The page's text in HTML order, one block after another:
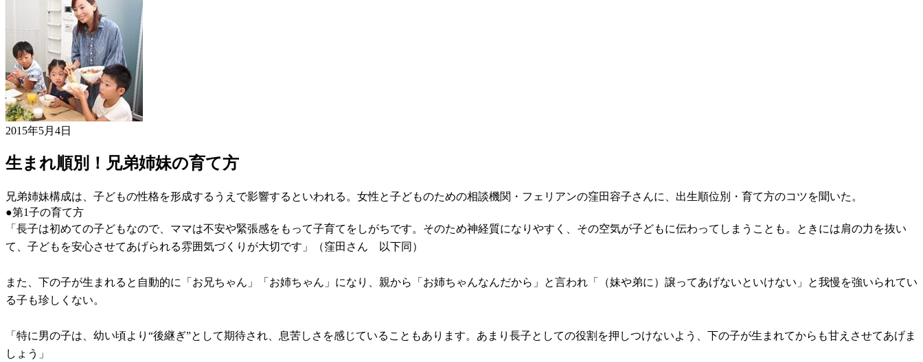
2015年5月4日
生まれ順別！兄弟姉妹の育て方
兄弟姉妹構成は、子どもの性格を形成するうえで影響するといわれる。女性と子どものための相談機関・フェリアンの窪田容子さんに、出生順位別・育て方のコツを聞いた。
●第1子の育て方
「長子は初めての子どもなので、ママは不安や緊張感をもって子育てをしがちです。そのため神経質になりやすく、その空気が子どもに伝わってしまうことも。ときには肩の力を抜い
て、子どもを安心させてあげられる雰囲気づくりが大切です」（窪田さん 以下同）
また、下の子が生まれると自動的に「お兄ちゃん」「お姉ちゃん」になり、親から「お姉ちゃんなんだから」と言われ「（妹や弟に）譲ってあげないといけない」と我慢を強いられてい
る子も珍しくない。
「特に男の子は、幼い頃より“後継ぎ”として期待され、息苦しさを感じていることもあります。あまり長子としての役割を押しつけないよう、下の子が生まれてからも甘えさせてあげま
しょう」